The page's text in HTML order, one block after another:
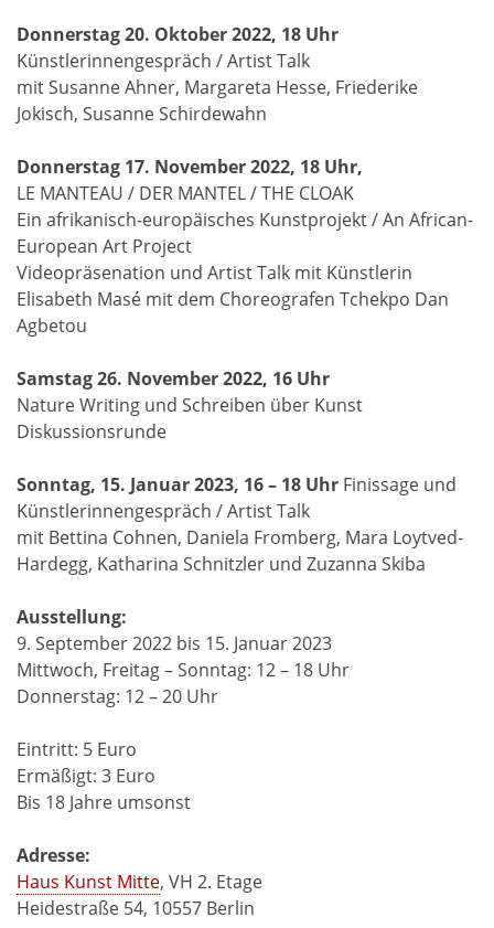
Donnerstag 20. Oktober 2022, 18 Uhr
Künstlerinnengespräch / Artist Talk
mit Susanne Ahner, Margareta Hesse, Friederike
Jokisch, Susanne Schirdewahn
Donnerstag 17. November 2022, 18 Uhr,
LE MANTEAU / DER MANTEL / THE CLOAK
Ein afrikanisch-europäisches Kunstprojekt / An African-
European Art Project
Videopräsenation und Artist Talk mit Künstlerin
Elisabeth Masé mit dem Choreografen Tchekpo Dan
Agbetou
Samstag 26. November 2022, 16 Uhr
Nature Writing und Schreiben über Kunst
Diskussionsrunde
Sonntag, 15. Januar 2023, 16 – 18 Uhr Finissage und
Künstlerinnengespräch / Artist Talk
mit Bettina Cohnen, Daniela Fromberg, Mara Loytved-
Hardegg, Katharina Schnitzler und Zuzanna Skiba
Ausstellung:
9. September 2022 bis 15. Januar 2023
Mittwoch, Freitag – Sonntag: 12 – 18 Uhr
Donnerstag: 12 – 20 Uhr
Eintritt: 5 Euro
Ermäßigt: 3 Euro
Bis 18 Jahre umsonst
Adresse:
Haus Kunst Mitte, VH 2. Etage
Heidestraße 54, 10557 Berlin